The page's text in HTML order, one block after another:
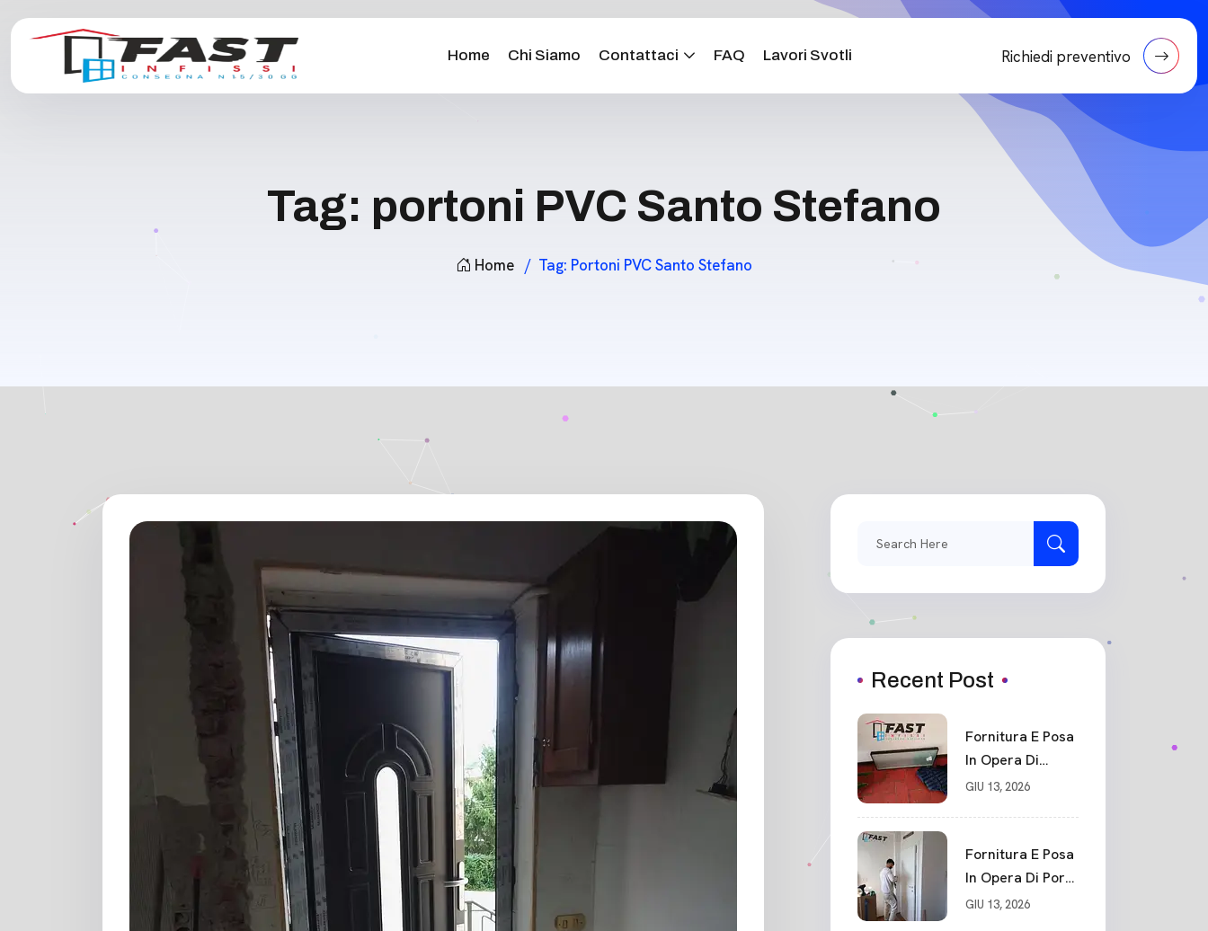
Home Chi Siamo Contattaci FAQ Lavori Svotli Richiedi preventivo
Tag: portoni PVC Santo Stefano
Home Tag: Portoni PVC Santo Stefano
Recent Post
Fornitura E Posa
In Opera Di
Portone Blindato
Blindato
Spessore 44 Mm
Serratura
GIU 13, 2026
Fornitura E Posa
In Opera Di Porte
Interne Sarzana
GIU 13, 2026